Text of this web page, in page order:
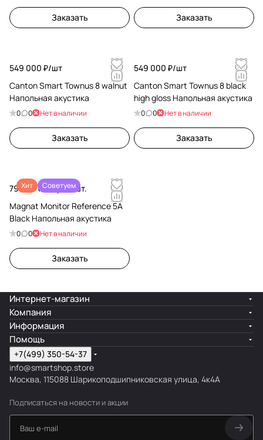
Заказать Заказать
549 000 ₽/шт
Canton Smart Townus 8 walnut
Напольная акустика
0 0 Нет в наличии
Заказать
549 000 ₽/шт
Canton Smart Townus 8 black
high gloss Напольная акустика
0 0 Нет в наличии
Заказать
Хит Советуем
79 990 ₽/Пара 2 шт.
Magnat Monitor Reference 5A
Black Напольная акустика
0 0 Нет в наличии
Заказать
Интернет-магазин
Компания
Информация
Помощь
+7(499) 350-54-37
info@smartshop.store
Москва, 115088 Шарикоподшипниковская улица, 4к4А
Подписаться на новости и акции